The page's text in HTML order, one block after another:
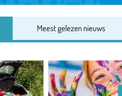
Meest gelezen nieuws